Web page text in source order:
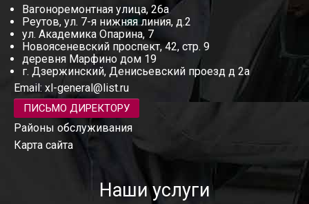
Вагоноремонтная улица, 26а
Реутов, ул. 7-я нижняя линия, д.2
ул. Академика Опарина, 7
Новоясеневский проспект, 42, стр. 9
деревня Марфино дом 19
г. Дзержинский, Денисьевский проезд д 2а
Email: xl-general@list.ru
ПИСЬМО ДИРЕКТОРУ
Районы обслуживания
Карта сайта
Наши услуги